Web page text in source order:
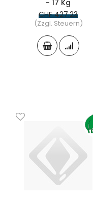
- 17 Kg
CHF 427.23
(Zzgl. Steuern)